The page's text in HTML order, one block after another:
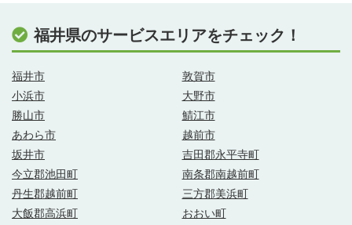
福井県のサービスエリアをチェック！
福井市
敦賀市
小浜市
大野市
勝山市
鯖江市
あわら市
越前市
坂井市
吉田郡永平寺町
今立郡池田町
南条郡南越前町
丹生郡越前町
三方郡美浜町
大飯郡高浜町
おおい町